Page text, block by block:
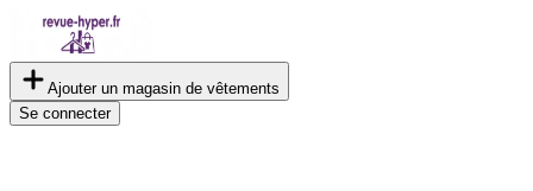
Ajouter un magasin de vêtements
Se connecter